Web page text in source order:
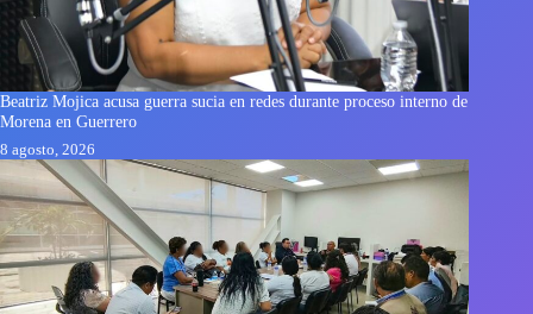
Beatriz Mojica acusa guerra sucia en redes durante proceso interno de
Morena en Guerrero
8 agosto, 2026